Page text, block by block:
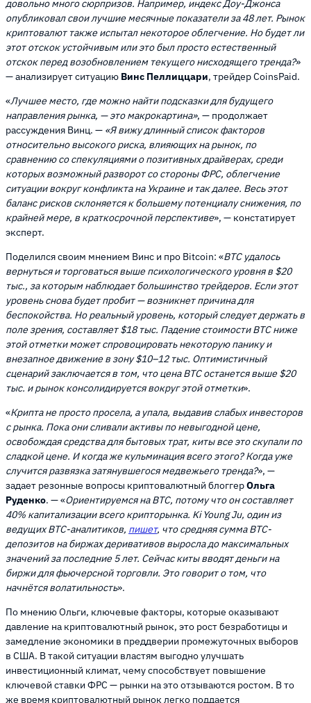
довольно много сюрпризов. Например, индекс Доу-Джонса
опубликовал свои лучшие месячные показатели за 48 лет. Рынок
криптовалют также испытал некоторое облегчение. Но будет ли
этот отскок устойчивым или это был просто естественный
отскок перед возобновлением текущего нисходящего тренда?»
— анализирует ситуацию Винс Пеллиццари, трейдер CoinsPaid.
«Лучшее место, где можно найти подсказки для будущего
направления рынка, — это макрокартина», — продолжает
рассуждения Винц. — «Я вижу длинный список факторов
относительно высокого риска, влияющих на рынок, по
сравнению со спекуляциями о позитивных драйверах, среди
которых возможный разворот со стороны ФРС, облегчение
ситуации вокруг конфликта на Украине и так далее. Весь этот
баланс рисков склоняется к большему потенциалу снижения, по
крайней мере, в краткосрочной перспективе», — констатирует
эксперт.
Поделился своим мнением Винс и про Bitcoin: «BTC удалось
вернуться и торговаться выше психологического уровня в $20
тыс., за которым наблюдает большинство трейдеров. Если этот
уровень снова будет пробит — возникнет причина для
беспокойства. Но реальный уровень, который следует держать в
поле зрения, составляет $18 тыс. Падение стоимости BTC ниже
этой отметки может спровоцировать некоторую панику и
внезапное движение в зону $10–12 тыс. Оптимистичный
сценарий заключается в том, что цена BTC останется выше $20
тыс. и рынок консолидируется вокруг этой отметки».
«Крипта не просто просела, а упала, выдавив слабых инвесторов
с рынка. Пока они сливали активы по невыгодной цене,
освобождая средства для бытовых трат, киты все это скупали по
сладкой цене. И когда же кульминация всего этого? Когда уже
случится развязка затянувшегося медвежьего тренда?», —
задает резонные вопросы криптовалютный блоггерОльга
Руденко. — «Ориентируемся на BTC, потому что он составляет
40% капитализации всего крипторынка. Ki Young Ju, один из
ведущих BTC-аналитиков, пишет, что средняя сумма BTC-
депозитов на биржах деривативов выросла до максимальных
значений за последние 5 лет. Сейчас киты вводят деньги на
биржи для фьючерсной торговли. Это говорит о том, что
начнётся волатильность».
По мнению Ольги, ключевые факторы, которые оказывают
давление на криптовалютный рынок, это рост безработицы и
замедление экономики в преддверии промежуточных выборов
в США. В такой ситуации властям выгодно улучшать
инвестиционный климат, чему способствует повышение
ключевой ставки ФРС — рынки на это отзываются ростом. В то
же время криптовалютный рынок легко поддается